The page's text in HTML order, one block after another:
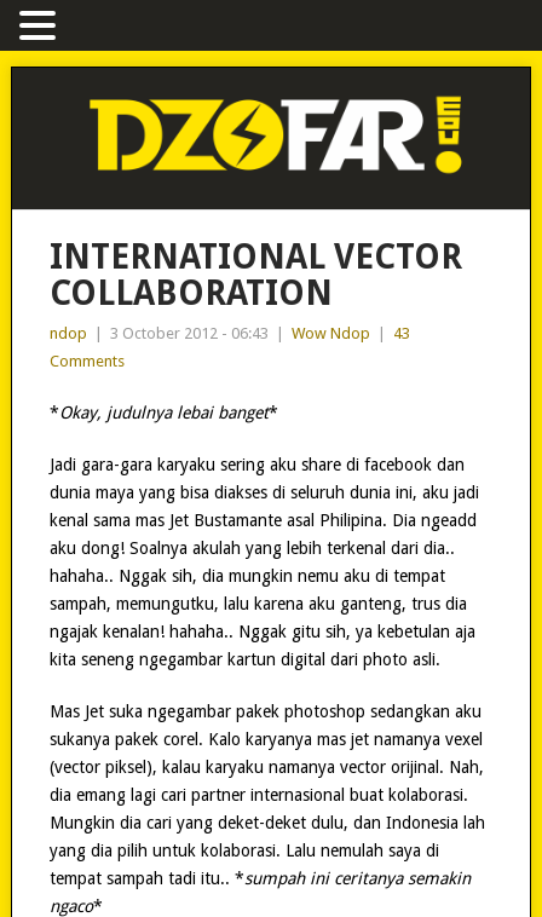
INTERNATIONAL VECTOR
COLLABORATION
ndop 3 October 2012 - 06:43 Wow Ndop
43
Comments
*Okay, judulnya lebai banget*
Jadi gara-gara karyaku sering aku share di facebook dan
dunia maya yang bisa diakses di seluruh dunia ini, aku jadi
kenal sama mas Jet Bustamante asal Philipina. Dia ngeadd
aku dong! Soalnya akulah yang lebih terkenal dari dia..
hahaha.. Nggak sih, dia mungkin nemu aku di tempat
sampah, memungutku, lalu karena aku ganteng, trus dia
ngajak kenalan! hahaha.. Nggak gitu sih, ya kebetulan aja
kita seneng ngegambar kartun digital dari photo asli.
Mas Jet suka ngegambar pakek photoshop sedangkan aku
sukanya pakek corel. Kalo karyanya mas jet namanya vexel
(vector piksel), kalau karyaku namanya vector orijinal. Nah,
dia emang lagi cari partner internasional buat kolaborasi.
Mungkin dia cari yang deket-deket dulu, dan Indonesia lah
yang dia pilih untuk kolaborasi. Lalu nemulah saya di
tempat sampah tadi itu.. *sumpah ini ceritanya semakin
ngaco*